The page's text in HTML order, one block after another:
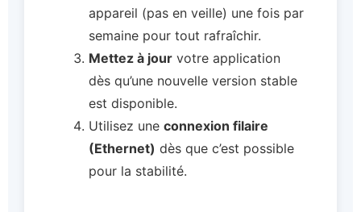
appareil (pas en veille) une fois par
semaine pour tout rafraîchir.
Mettez à jour votre application
dès qu’une nouvelle version stable
est disponible.
Utilisez une connexion filaire
(Ethernet) dès que c’est possible
pour la stabilité.